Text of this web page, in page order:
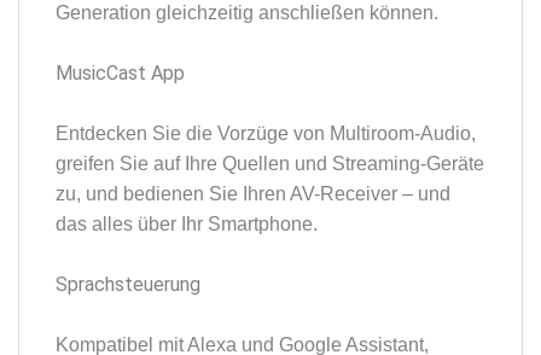
Generation gleichzeitig anschließen können.
MusicCast App
Entdecken Sie die Vorzüge von Multiroom-Audio,
greifen Sie auf Ihre Quellen und Streaming-Geräte
zu, und bedienen Sie Ihren AV-Receiver – und
das alles über Ihr Smartphone.
Sprachsteuerung
Kompatibel mit Alexa und Google Assistant,